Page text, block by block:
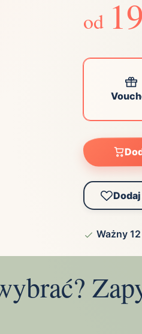
Ciechocinek
Gorzów
Kraków
od
Ważny